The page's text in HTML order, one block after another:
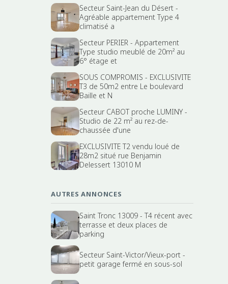
Secteur Saint-Jean du Désert -
Agréable appartement Type 4
climatisé a
Secteur PERIER - Appartement
Type studio meublé de 20m² au
6° étage et
SOUS COMPROMIS - EXCLUSIVITE
T3 de 50m2 entre Le boulevard
Baille et N
Secteur CABOT proche LUMINY -
Studio de 22 m² au rez-de-
chaussée d'une
EXCLUSIVITE T2 vendu loué de
28m2 situé rue Benjamin
Delessert 13010 M
AUTRES ANNONCES
Saint Tronc 13009 - T4 récent avec
terrasse et deux places de
parking
Secteur Saint-Victor/Vieux-port -
petit garage fermé en sous-sol